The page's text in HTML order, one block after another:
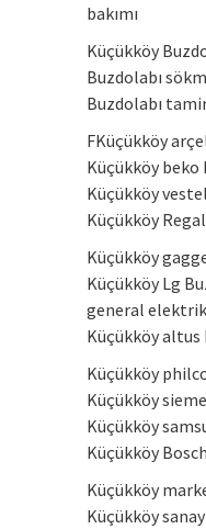
bakımı
Küçükköy
Buzdolabı
Buzdolabı
FKüçükköy
Küçükköy beko
Küçükköy
Küçükköy
Küçükköy
Küçükköy Lg
general elektrik
Küçükköy altus
Küçükköy
Küçükköy
Küçükköy
Küçükköy
Küçükköy
Küçükköy